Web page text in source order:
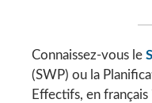
Connaissez-vous le
(SWP) ou la
Effectifs, en français